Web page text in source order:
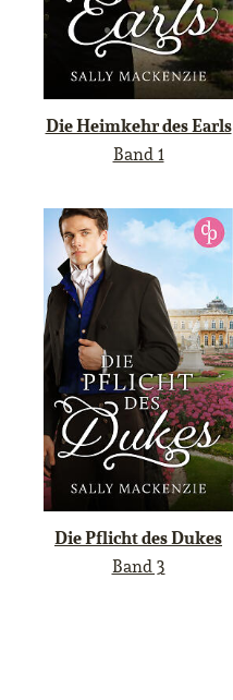
Die Heimkehr des Earls
Band 1
Die Pflicht des Dukes
Band 3